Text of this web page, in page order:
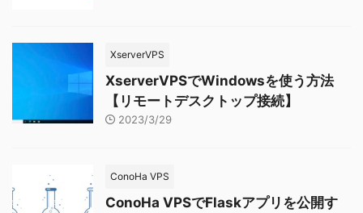
XserverVPS
XserverVPSでWindowsを使う方法
【リモートデスクトップ接続】
2023/3/29
ConoHa VPS
ConoHa VPSでFlaskアプリを公開す